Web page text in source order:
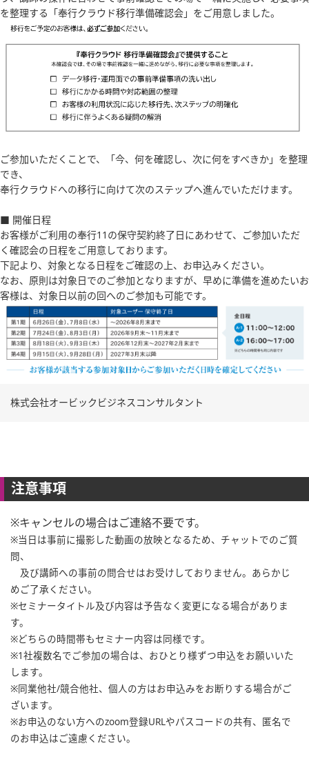
を整理する「奉行クラウド移行準備確認会」をご用意しました。
ご参加いただくことで、「今、何を確認し、次に何をすべきか」を整理
でき、
奉行クラウドへの移行に向けて次のステップへ進んでいただけます。
■ 開催日程
お客様がご利用の奉行11の保守契約終了日にあわせて、ご参加いただ
く確認会の日程をご用意しております。
下記より、対象となる日程をご確認の上、お申込みください。
なお、原則は対象日でのご参加となりますが、早めに準備を進めたいお
客様は、対象日以前の回へのご参加も可能です。
株式会社オービックビジネスコンサルタント
注意事項
※キャンセルの場合はご連絡不要です。
※当日は事前に撮影した動画の放映となるため、チャットでのご質
問、
及び講師への事前の問合せはお受けしておりません。あらかじ
めご了承ください。
※セミナータイトル及び内容は予告なく変更になる場合がありま
す。
※どちらの時間帯もセミナー内容は同様です。
※1社複数名でご参加の場合は、おひとり様ずつ申込をお願いいた
します。
※同業他社/競合他社、個人の方はお申込みをお断りする場合がご
ざいます。
※お申込のない方へのzoom登録URLやパスコードの共有、匿名で
のお申込はご遠慮ください。